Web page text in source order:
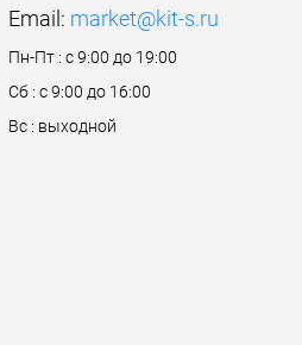
Email: market@kit-s.ru
Пн-Пт : с 9:00 до 19:00
Сб : с 9:00 до 16:00
Вс : выходной